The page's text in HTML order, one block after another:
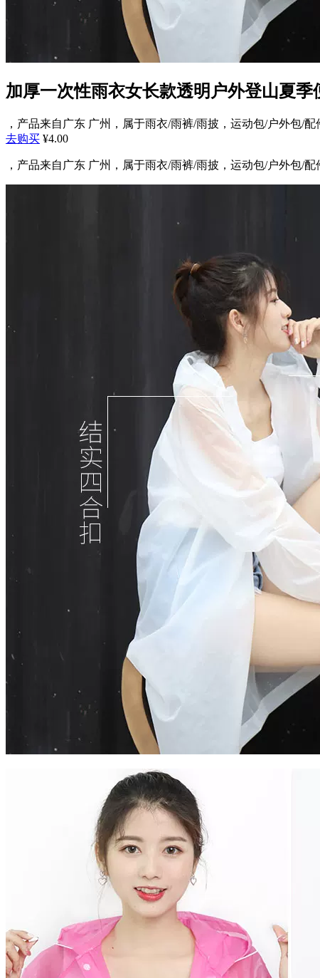
加厚一次性雨衣女长款透明户外登山夏
，产品来自广东 广州，属于雨衣/雨裤/雨披，运动包/户外包/
去购买 ¥4.00
，产品来自广东 广州，属于雨衣/雨裤/雨披，运动包/户外包/